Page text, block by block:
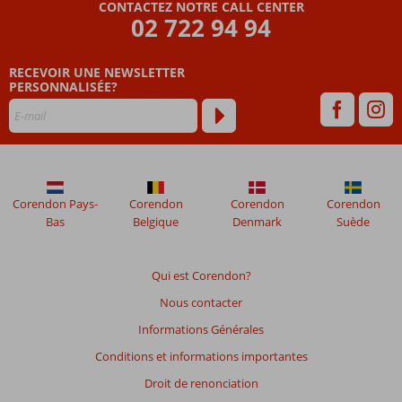
vers la
plage
Un
favori
des
années
CONTACTEZ NOTRE CALL CENTER
02 722 94 94
RECEVOIR UNE NEWSLETTER
PERSONNALISÉE?
Qui est Corendon?
Nous contacter
Informations Générales
Conditions et informations importantes
Droit de renonciation
Corendon Pays-
Bas
Corendon
Belgique
Corendon
Denmark
Corendon
Suède